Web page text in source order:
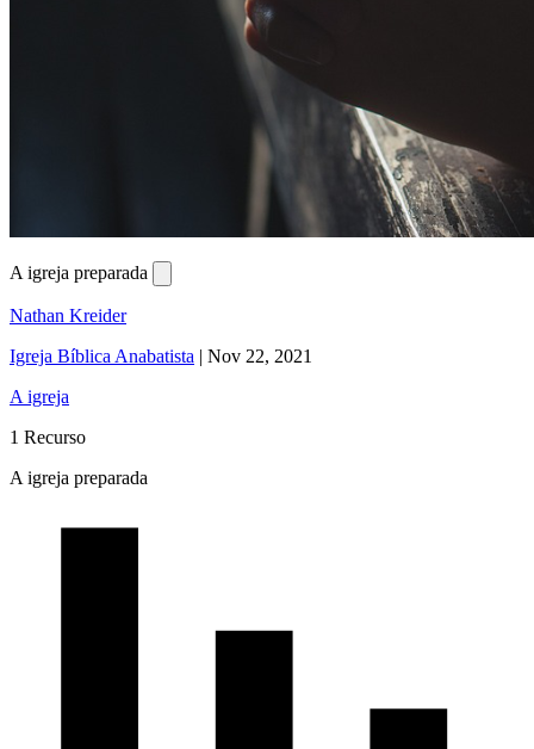
A igreja preparada
Nathan Kreider
Igreja Bíblica Anabatista | Nov 22, 2021
A igreja
1 Recurso
A igreja preparada